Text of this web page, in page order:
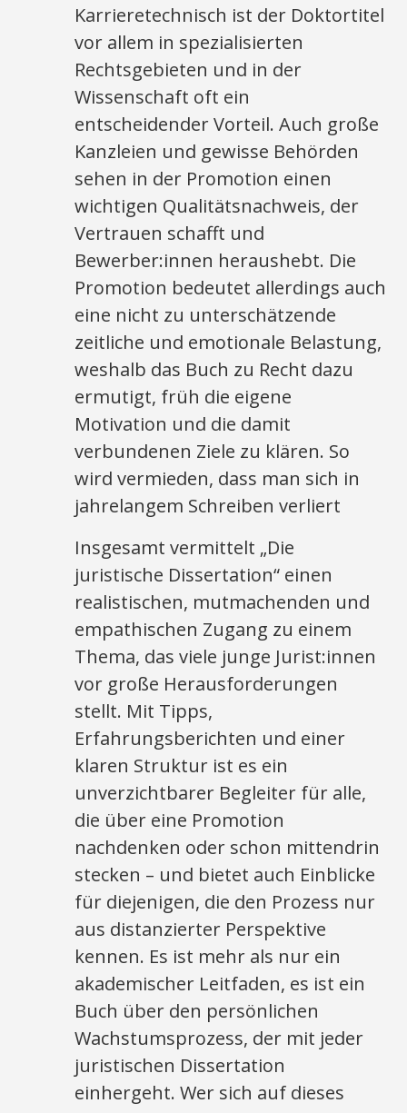
Karrieretechnisch ist der Doktortitel
vor allem in spezialisierten
Rechtsgebieten und in der
Wissenschaft oft ein
entscheidender Vorteil. Auch große
Kanzleien und gewisse Behörden
sehen in der Promotion einen
wichtigen Qualitätsnachweis, der
Vertrauen schafft und
Bewerber:innen heraushebt. Die
Promotion bedeutet allerdings auch
eine nicht zu unterschätzende
zeitliche und emotionale Belastung,
weshalb das Buch zu Recht dazu
ermutigt, früh die eigene
Motivation und die damit
verbundenen Ziele zu klären. So
wird vermieden, dass man sich in
jahrelangem Schreiben verliert
Insgesamt vermittelt „Die
juristische Dissertation“ einen
realistischen, mutmachenden und
empathischen Zugang zu einem
Thema, das viele junge Jurist:innen
vor große Herausforderungen
stellt. Mit Tipps,
Erfahrungsberichten und einer
klaren Struktur ist es ein
unverzichtbarer Begleiter für alle,
die über eine Promotion
nachdenken oder schon mittendrin
stecken – und bietet auch Einblicke
für diejenigen, die den Prozess nur
aus distanzierter Perspektive
kennen. Es ist mehr als nur ein
akademischer Leitfaden, es ist ein
Buch über den persönlichen
Wachstumsprozess, der mit jeder
juristischen Dissertation
einhergeht. Wer sich auf dieses